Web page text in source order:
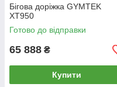
Бігова доріжка GYMTEK
XT950
Готово до відправки
65 888 ₴
Купити